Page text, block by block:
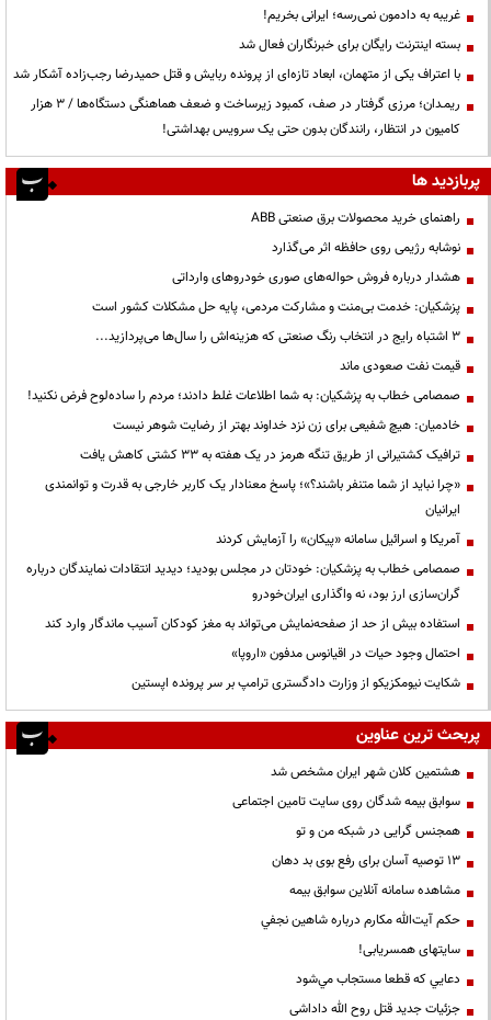
غریبه به دادمون نمی‌رسه؛ ایرانی بخریم!
بسته اینترنت رایگان برای خبرنگاران فعال شد
با اعتراف یکی از متهمان، ابعاد تازه‌ای از پرونده ربایش و قتل حمیدرضا رجب‌زاده آشکار شد
ریمـدان؛ مرزی گرفتار در صف، کمبود زیرساخت و ضعف هماهنگی دستگاه‌ها / ۳ هزار
کامیون در انتظار، رانندگان بدون حتی یک سرویس بهداشتی!
پربازدید ها
راهنمای خرید محصولات برق صنعتی ABB
نوشابه رژیمی روی حافظه اثر می‌گذارد
هشدار درباره فروش حواله‌های صوری خودروهای وارداتی
پزشکیان: خدمت بی‌منت و مشارکت مردمی، پایه حل مشکلات کشور است
3 اشتباه رایج در انتخاب رنگ صنعتی که هزینه‌اش را سال‌ها می‌پردازید...
قیمت نفت صعودی ماند
صمصامی خطاب به پزشکیان: به شما اطلاعات غلط دادند؛ مردم را ساده‌لوح فرض نکنید!
خادمیان: هیچ شفیعی برای زن نزد خداوند بهتر از رضایت شوهر نیست
ترافیک کشتیرانی از طریق تنگه هرمز در یک هفته به ۳۳ کشتی کاهش یافت
«چرا نباید از شما متنفر باشند؟»؛ پاسخ معنادار یک کاربر خارجی به قدرت و توانمندی
ایرانیان
آمریکا و اسرائیل سامانه «پیکان» را آزمایش کردند
صمصامی خطاب به پزشکیان: خودتان در مجلس بودید؛ دیدید انتقادات نمایندگان درباره
گران‌سازی ارز بود، نه واگذاری ایران‌خودرو
استفاده بیش از حد از صفحه‌نمایش می‌تواند به مغز کودکان آسیب ماندگار وارد کند
احتمال وجود حیات در اقیانوس مدفون «اروپا»
شکایت نیومکزیکو از وزارت دادگستری ترامپ بر سر پرونده اپستین
پربحث ترین عناوین
هشتمین کلان شهر ایران مشخص شد
سوابق بیمه شدگان روی سایت تامین اجتماعی
همجنس گرایی در شبکه من و تو
13 توصیه آسان برای رفع بوی بد دهان
مشاهده سامانه آنلاين سوابق بیمه
حكم آيت‌الله مكارم درباره شاهين نجفي
سایتهای همسریابی!
دعايي كه قطعا مستجاب مي‌شود
جزئیات جدید قتل روح الله داداشی